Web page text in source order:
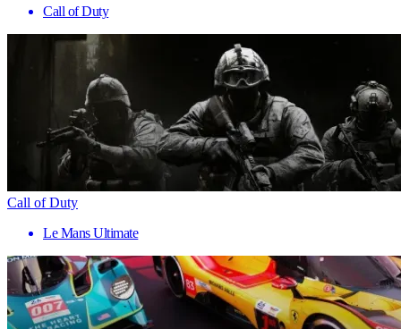
Call of Duty
Call of Duty
Le Mans Ultimate